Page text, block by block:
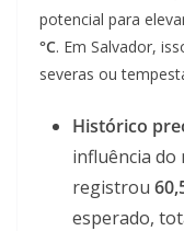
potencial para
°C. Em Salvador,
severas ou
Histórico
influência do
registrou
esperado,